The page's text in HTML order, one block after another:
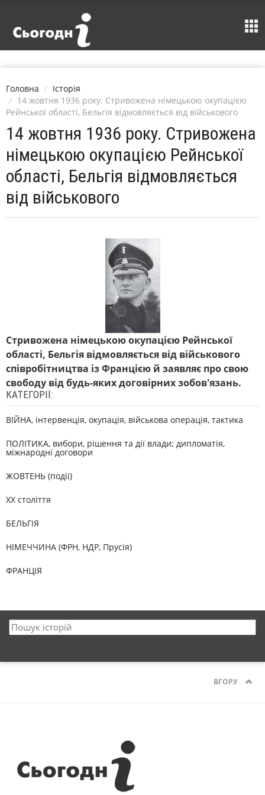
Головна
Історія
14 жовтня 1936 року. Стривожена німецькою окупацією
Рейнської області, Бельгія відмовляється від військового
14 жовтня 1936 року. Стривожена
німецькою окупацією Рейнської
області, Бельгія відмовляється
від військового
Стривожена німецькою окупацією Рейнської
області, Бельгія відмовляється від військового
співробітництва із Францією й заявляє про свою
свободу від будь-яких договірних зобов'язань.
КАТЕГОРІЇ:
ВІЙНА, інтервенція, окупація, військова операція, тактика
ПОЛІТИКА, вибори, рішення та дії влади; дипломатія,
міжнародні договори
ЖОВТЕНЬ (події)
XX століття
БЕЛЬГІЯ
НІМЕЧЧИНА (ФРН, НДР, Прусія)
ФРАНЦІЯ
ВГОРУ